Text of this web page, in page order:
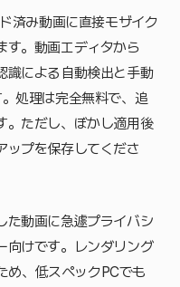
済み動画に直接モザイク
す。動画エディタから
識による自動検出と手動
処理は完全無料で、追
。ただし、ぼかし適用後
ップを保存してくださ
た動画に急遽プライバシ
向けです。レンダリング
め、低スペックPCでも